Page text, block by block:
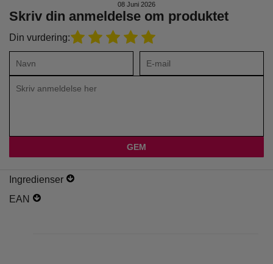
Skriv din anmeldelse om produktet
Din vurdering:
08 Juni 2026
Ingredienser
EAN